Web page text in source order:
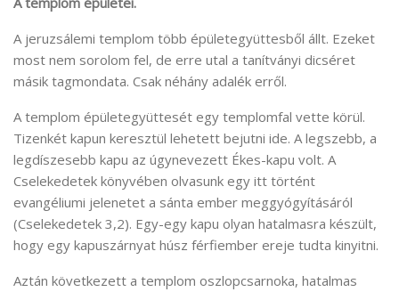
A jeruzsálemi templom több épületegyüttesből állt. Ezeket
most nem sorolom fel, de erre utal a tanítványi dicséret
másik tagmondata. Csak néhány adalék erről.
A templom épületegyüttesét egy templomfal vette körül.
Tizenkét kapun keresztül lehetett bejutni ide. A legszebb, a
legdíszesebb kapu az úgynevezett Ékes-kapu volt. A
Cselekedetek könyvében olvasunk egy itt történt
evangéliumi jelenetet a sánta ember meggyógyításáról
(Cselekedetek 3,2). Egy-egy kapu olyan hatalmasra készült,
hogy egy kapuszárnyat húsz férfiember ereje tudta kinyitni.
Aztán következett a templom oszlopcsarnoka, hatalmas